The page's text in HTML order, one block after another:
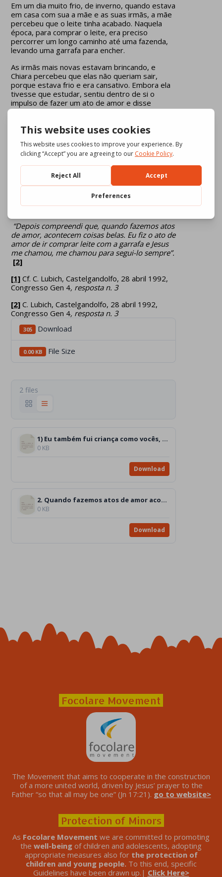
Em um dia muito frio, de inverno, quando estava
em casa com sua a mãe e as suas irmãs, a mãe
percebeu que o leite tinha acabado. Naquela
época, para comprar o leite, era preciso
percorrer um longo caminho até uma fazenda,
levando uma garrafa para encher.
As irmãs mais novas estavam brincando, e
Chiara percebeu que elas não queriam sair,
porque estava frio e era cansativo. Embora ela
tivesse que estudar, sentiu dentro de si o
impulso de fazer um ato de amor e disse
imediatamente: “Vou eu, mãe, buscar o leite
Quando estava no meio do caminho,
exatamente em direção a um lugar chamado
“Nossa Senhora Branca”, Chiara ouviu dentro do
seu coração, não com os ouvidos, mas no
coração, como se Deus lhe dissesse: "Doe-se
toda a mim! Seja toda minha, doe-se toda a
mim." E Chiara respondeu: “Sim”. E sentiu uma
grande, imensa alegria.
“Depois compreendi que, quando fazemos atos
de amor, acontecem coisas belas. Eu fiz o ato de
amor de ir comprar leite com a garrafa e Jesus
me chamou, me chamou para segui-lo sempre”.
[2]
[1] Cf. C. Lubich, Castelgandolfo, 28 abril 1992,
Congresso Gen 4, resposta n. 3
[2] C. Lubich, Castelgandolfo, 28 abril 1992,
Congresso Gen 4, resposta n. 3
305 Download
0.00 KB File Size
2 files
1) Eu também fui criança como vocês, gen4
0 KB
Download
2. Quando fazemos atos de amor acontecem coisas belas
0 KB
Download
Focolare Movement
The Movement that aims to cooperate in the construction
of a more united world, driven by Jesus’ prayer to the
Father “so that all may be one” (Jn 17:21). go to website>
Protection of Minors
As Focolare Movement we are committed to promoting
the well-being of children and adolescents, adopting
appropriate measures also for the protection of
children and young people. To this end, specific
Guidelines have been drawn up.| Click Here>